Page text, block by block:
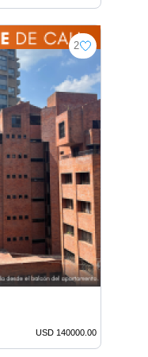
2
USD 140000.00